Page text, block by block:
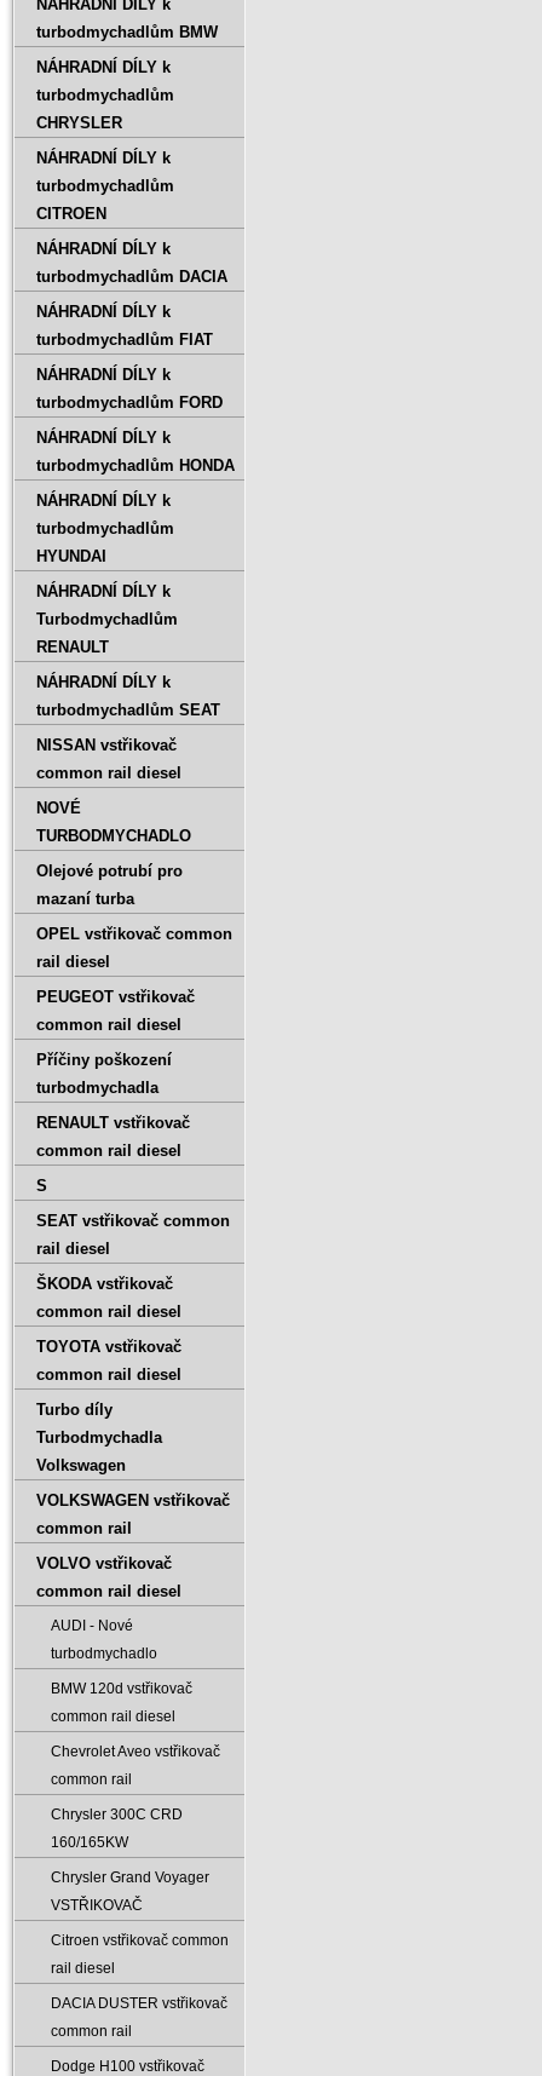
NÁHRADNÍ DÍLY k
turbodmychadlům BMW
NÁHRADNÍ DÍLY k
turbodmychadlům
CHRYSLER
NÁHRADNÍ DÍLY k
turbodmychadlům
CITROEN
NÁHRADNÍ DÍLY k
turbodmychadlům DACIA
NÁHRADNÍ DÍLY k
turbodmychadlům FIAT
NÁHRADNÍ DÍLY k
turbodmychadlům FORD
NÁHRADNÍ DÍLY k
turbodmychadlům HONDA
NÁHRADNÍ DÍLY k
turbodmychadlům
HYUNDAI
NÁHRADNÍ DÍLY k
Turbodmychadlům
RENAULT
NÁHRADNÍ DÍLY k
turbodmychadlům SEAT
NISSAN vstřikovač
common rail diesel
NOVÉ
TURBODMYCHADLO
Olejové potrubí pro
mazaní turba
OPEL vstřikovač common
rail diesel
PEUGEOT vstřikovač
common rail diesel
Příčiny poškození
turbodmychadla
RENAULT vstřikovač
common rail diesel
S
SEAT vstřikovač common
rail diesel
ŠKODA vstřikovač
common rail diesel
TOYOTA vstřikovač
common rail diesel
Turbo díly
Turbodmychadla
Volkswagen
VOLKSWAGEN vstřikovač
common rail
VOLVO vstřikovač
common rail diesel
AUDI - Nové
turbodmychadlo
BMW 120d vstřikovač
common rail diesel
Chevrolet Aveo vstřikovač
common rail
Chrysler 300C CRD
160/165KW
Chrysler Grand Voyager
VSTŘIKOVAČ
Citroen vstřikovač common
rail diesel
DACIA DUSTER vstřikovač
common rail
Dodge H100 vstřikovač